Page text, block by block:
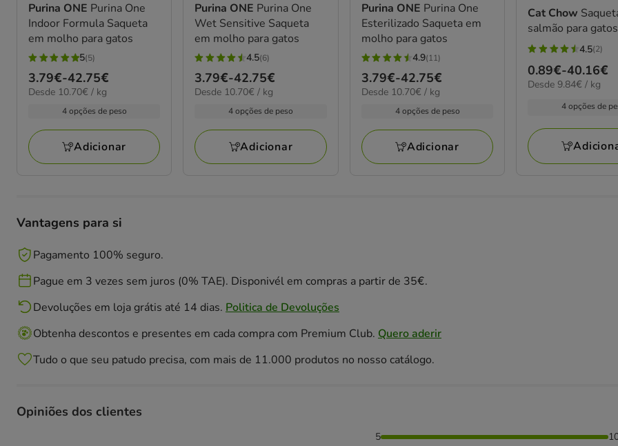
Purina ONE Purina One
Indoor Formula Saqueta
em molho para gatos
5
estrelas
com
avaliações
5(5)
Preço
de
42.75€
3.79€-42.75€
10.70€
Desde 10.70€ / kg
4 opções de peso
Adicionar
Purina ONE Purina One
Wet Sensitive Saqueta
em molho para gatos
4.5
estrelas
com
avaliações
4.5(6)
Preço
de
42.75€
3.79€-42.75€
10.70€
Desde 10.70€ / kg
4 opções de peso
Adicionar
Purina ONE Purina One
Esterilizado Saqueta em
molho para gatos
4.9
estrelas
com
avaliações
4.9(11)
Preço
de
42.75€
3.79€-42.75€
10.70€
Desde 10.70€ / kg
4 opções de peso
Adicionar
Cat Chow
salmão para gatos
4.5
estrelas
com
4.5(2)
Preço
de
40.16€
0.89€-40.16€
9.84€
Desde 9.84€ / kg
4 opções de
Vantagens para si
Pagamento 100% seguro.
Pague em 3 vezes sem juros (0% TAE). Disponivél em compras a partir de 35€.
Devoluções em loja grátis até 14 dias. Politica de Devoluções
Obtenha descontos e presentes em cada compra com Premium Club. Quero aderir
Tudo o que seu patudo precisa, com mais de 11.000 produtos no nosso catálogo.
Opiniões dos clientes
5